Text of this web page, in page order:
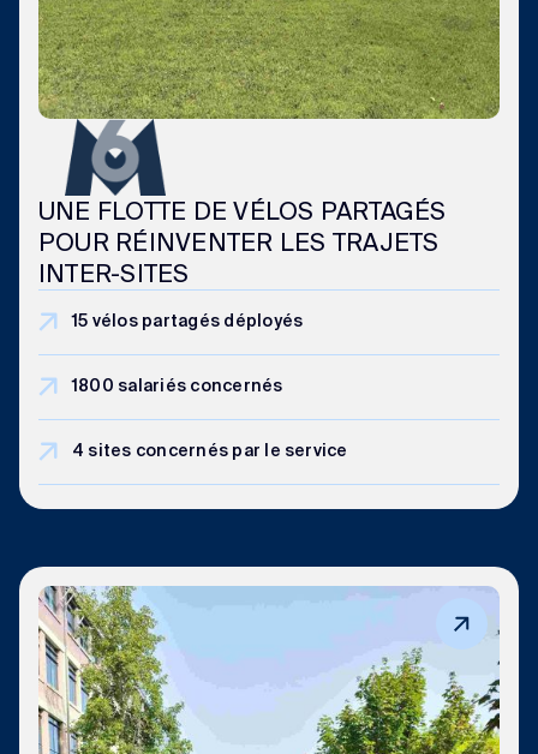
UNE FLOTTE DE VÉLOS PARTAGÉS
POUR RÉINVENTER LES TRAJETS
INTER-SITES
15 vélos partagés déployés
1800 salariés concernés
4 sites concernés par le service